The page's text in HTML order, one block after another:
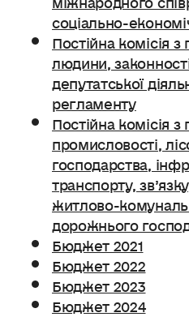
соціально-
Постійна комісія
людини,
депутатської
регламенту
Постійна комісія з
промисловості,
господарства,
транспорту,
житлово-
дорожнього
Бюджет 2021
Бюджет 2022
Бюджет 2023
Бюджет 2024